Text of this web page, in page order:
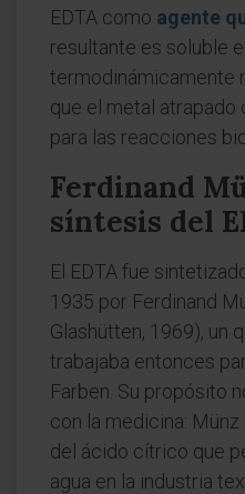
EDTA como agente
resultante es soluble
termodinámicamente
que el metal atrapado
para las reacciones
Ferdinand
síntesis del
El EDTA fue
1935 por Ferdinand
Glashütten, 1969), un
trabajaba entonces
Farben. Su propósito
con la medicina:
del ácido cítrico que
agua en la industria